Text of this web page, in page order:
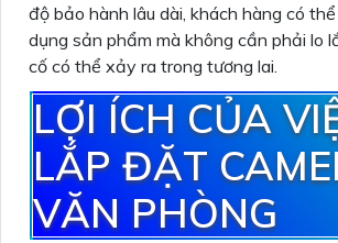
độ bảo hành lâu dài, khách hàng có
dụng sản phẩm mà không cần phải lo
cố có thể xảy ra trong tương lai.
LỢI ÍCH CỦA
LẮP ĐẶT
VĂN PHÒNG